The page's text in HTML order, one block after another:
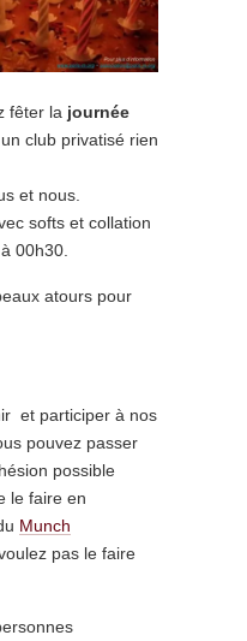
fêter la journée
club privatisé rien
et nous.
softs et collation
00h30.
atours pour
et participer à nos
pouvez passer
possible
le faire en
Munch
pas le faire